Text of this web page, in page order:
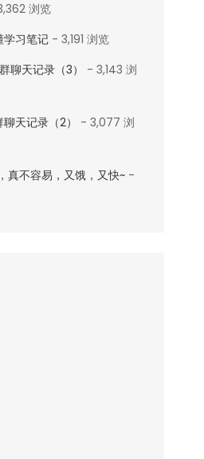
浏览
习笔记- 3,191 浏览
聊天记录（3）
- 3,143 浏
天记录（2）
- 3,077 浏
真不容易，又饿，又快~-